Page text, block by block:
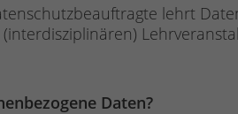
lehrt
Daten?